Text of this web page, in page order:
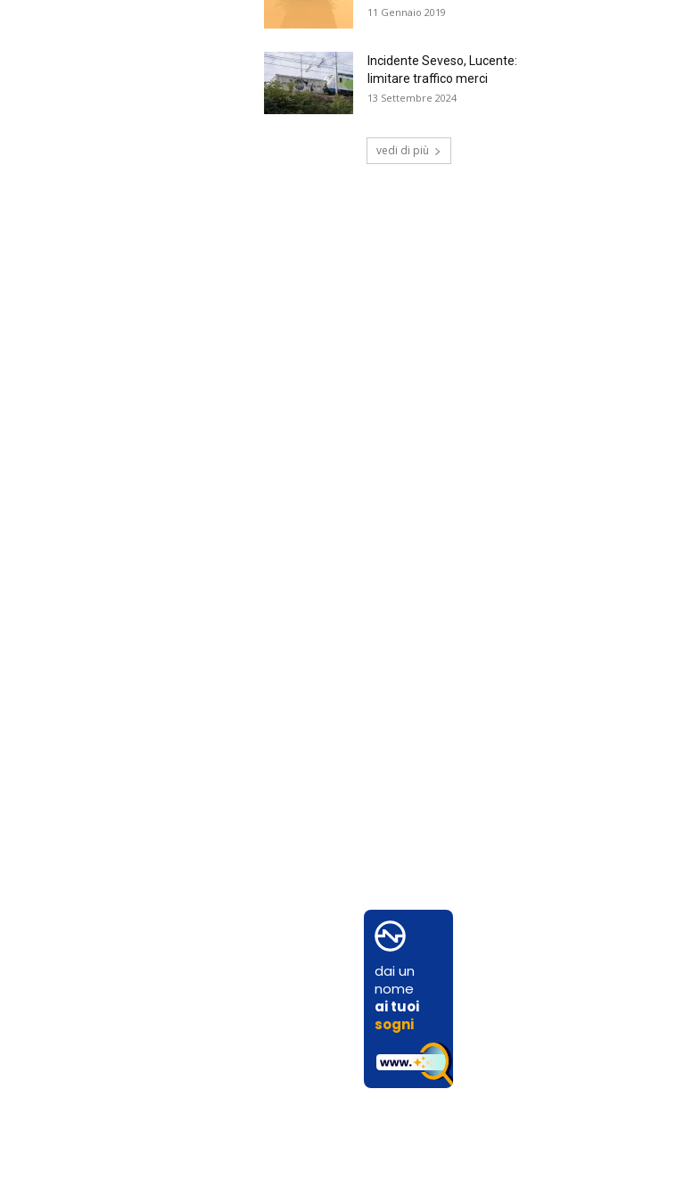
11 Gennaio 2019
Incidente Seveso, Lucente:
limitare traffico merci
13 Settembre 2024
vedi di più